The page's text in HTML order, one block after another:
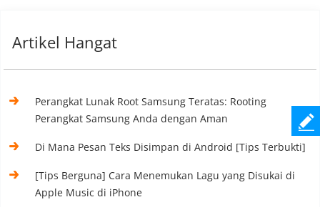
Artikel Hangat
Perangkat Lunak Root Samsung Teratas: Rooting
Perangkat Samsung Anda dengan Aman
Di Mana Pesan Teks Disimpan di Android [Tips Terbukti]
[Tips Berguna] Cara Menemukan Lagu yang Disukai di
Apple Music di iPhone